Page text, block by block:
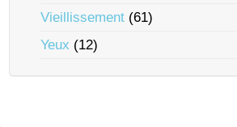
Vieillissement (61)
Yeux (12)